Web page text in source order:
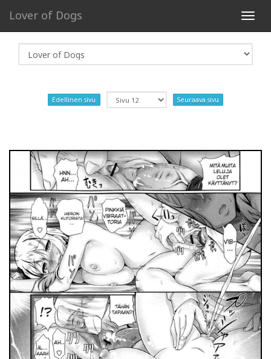
Lover of Dogs
Edellinen sivu Seuraava sivu